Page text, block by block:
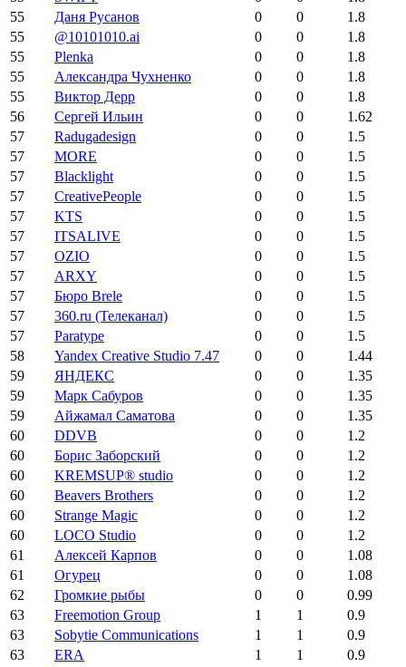
55
Даня Русанов 0 0
1.8
55
@10101010.ai 0 0
1.8
55
Plenka 0 0
1.8
55
Александра Чухненко 0 0
1.8
55
Виктор Дерр 0 0
1.8
56
Сергей Ильин 0 0
1.62
57
Radugadesign 0 0
1.5
57
MORE 0 0
1.5
57
Blacklight 0 0
1.5
57
CreativePeople 0 0
1.5
57
KTS 0 0
1.5
57
ITSALIVE 0 0
1.5
57
OZIO 0 0
1.5
57
ARXY 0 0
1.5
57
Бюро Brele 0 0
1.5
57
360.ru (Телеканал) 0 0
1.5
57
Paratype 0 0
1.5
58
Yandex Creative Studio 7.47 0 0
1.44
59
ЯНДЕКС 0 0
1.35
59
Марк Сабуров 0 0
1.35
59
Айжамал Саматова 0 0
1.35
60
DDVB 0 0
1.2
60
Борис Заборский 0 0
1.2
60
KREMSUP® studio 0 0
1.2
60
Beavers Brothers 0 0
1.2
60
Strange Magic 0 0
1.2
60
LOCO Studio 0 0
1.2
61
Алексей Карпов 0 0
1.08
61
Огурец 0 0
1.08
62
Громкие рыбы 0 0
0.99
63
Freemotion Group 1 1
0.9
63
Sobytie Communications 1 1
0.9
63
ERA 1 1
0.9